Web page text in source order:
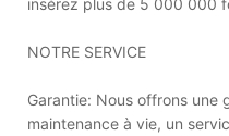
insérez plus de 5 000 000
NOTRE SERVICE
Garantie: Nous offrons une
maintenance à vie, un